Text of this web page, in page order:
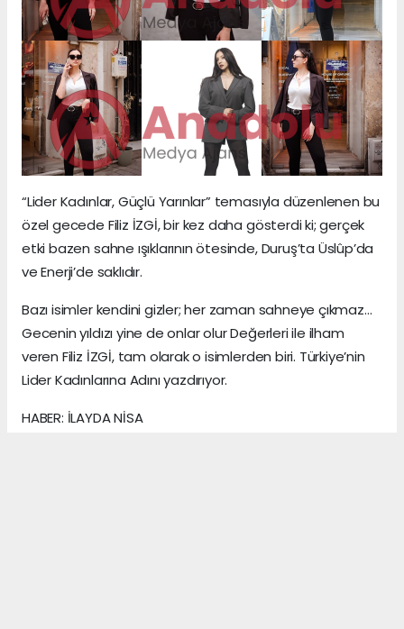
“Lider Kadınlar, Güçlü Yarınlar” temasıyla düzenlenen bu
özel gecede Filiz İZGİ, bir kez daha gösterdi ki; gerçek
etki bazen sahne ışıklarının ötesinde, Duruş’ta Üslûp’da
ve Enerji’de saklıdır.
Bazı isimler kendini gizler; her zaman sahneye çıkmaz…
Gecenin yıldızı yine de onlar olur Değerleri ile ilham
veren Filiz İZGİ, tam olarak o isimlerden biri. Türkiye’nin
Lider Kadınlarına Adını yazdırıyor.
HABER: İLAYDA NİSA